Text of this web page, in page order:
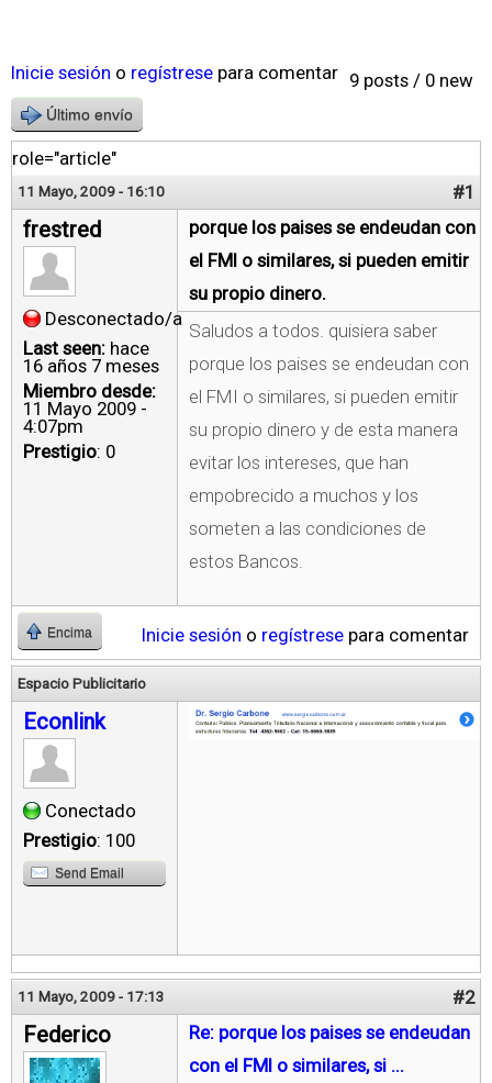
9 posts / 0 new
Inicie sesión o regístrese para comentar
Último envío
role="article"
11 Mayo, 2009 - 16:10 #1
frestred
Desconectado/a
Last seen: hace
16 años 7 meses
Miembro desde:
11 Mayo 2009 -
4:07pm
Prestigio: 0
porque los paises se endeudan con
el FMI o similares, si pueden emitir
su propio dinero.
Saludos a todos. quisiera saber
porque los paises se endeudan con
el FMI o similares, si pueden emitir
su propio dinero y de esta manera
evitar los intereses, que han
empobrecido a muchos y los
someten a las condiciones de
estos Bancos.
Encima Inicie sesión o regístrese para comentar
Espacio Publicitario
Econlink
Conectado
Prestigio: 100
Send Email
11 Mayo, 2009 - 17:13 #2
Federico
Re: porque los paises se endeudan
con el FMI o similares, si ...